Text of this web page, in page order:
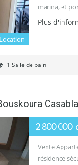
Location
marina, et
Plus
1 Salle de bain
2 800 000
Vente
résidence